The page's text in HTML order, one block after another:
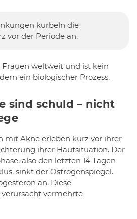
kurbeln die
vor der Periode an.
weltweit und ist kein
ein biologischer Prozess.
sind schuld – nicht
mit Akne erleben kurz vor ihrer
ihrer Hautsituation. Der
also den letzten 14 Tagen
sinkt der Östrogenspiegel.
an. Diese
vermehrte